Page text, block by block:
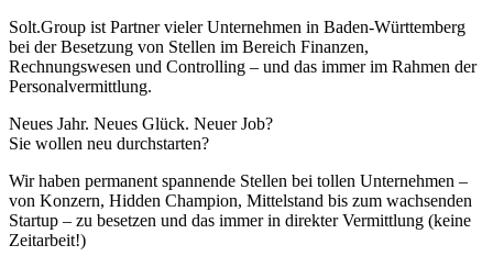
Solt.Group ist Partner vieler Unternehmen in Baden-Württemberg
bei der Besetzung von Stellen im Bereich Finanzen,
Rechnungswesen und Controlling – und das immer im Rahmen der
Personalvermittlung.
Neues Jahr. Neues Glück. Neuer Job?
Sie wollen neu durchstarten?
Wir haben permanent spannende Stellen bei tollen Unternehmen –
von Konzern, Hidden Champion, Mittelstand bis zum wachsenden
Startup – zu besetzen und das immer in direkter Vermittlung (keine
Zeitarbeit!)